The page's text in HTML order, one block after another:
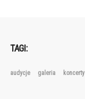
TAGI:
audycje galeria koncerty